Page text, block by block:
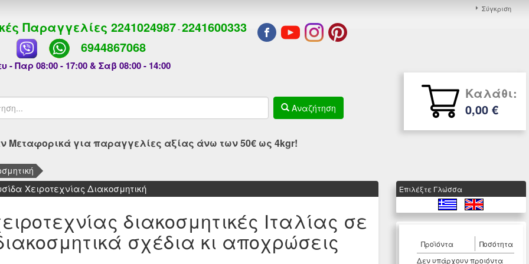
Σύγκριση
Παραγγελίες 2241024987-2241600333
6944867068
- Παρ 08:00 - 17:00 & Σαβ 08:00 - 14:00
Αναζήτηση
Καλάθι:
0,00 €
Μεταφορικά για παραγγελίες αξίας άνω των 50€ ως 4kgr!
Χειροτεχνίας Διακοσμητική
διακοσμητικές Ιταλίας σε
σχέδια κι αποχρώσεις
Eπιλέξτε Γλώσσα
Προϊόντα
Ποσότητα
Δεν υπάρχουν προιόντα